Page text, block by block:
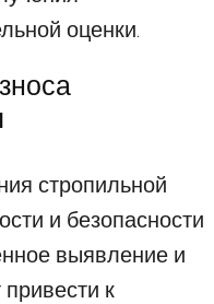
оценки.
стропильной
и безопасности
выявление и
к